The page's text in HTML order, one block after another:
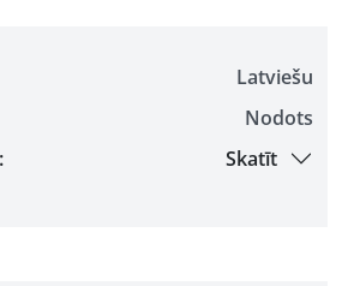
Latviešu
Nodots
Skatīt